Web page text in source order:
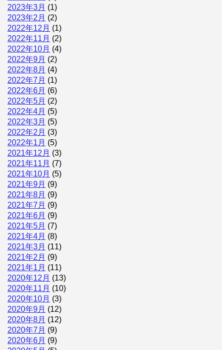
2023年3月 (1)
2023年2月 (2)
2022年12月 (1)
2022年11月 (2)
2022年10月 (4)
2022年9月 (2)
2022年8月 (4)
2022年7月 (1)
2022年6月 (6)
2022年5月 (2)
2022年4月 (5)
2022年3月 (5)
2022年2月 (3)
2022年1月 (5)
2021年12月 (3)
2021年11月 (7)
2021年10月 (5)
2021年9月 (9)
2021年8月 (9)
2021年7月 (9)
2021年6月 (9)
2021年5月 (7)
2021年4月 (8)
2021年3月 (11)
2021年2月 (9)
2021年1月 (11)
2020年12月 (13)
2020年11月 (10)
2020年10月 (3)
2020年9月 (12)
2020年8月 (12)
2020年7月 (9)
2020年6月 (9)